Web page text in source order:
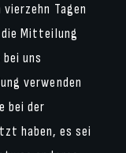
Tagen
die Mitteilung
uns
verwenden
bei der
haben, es sei